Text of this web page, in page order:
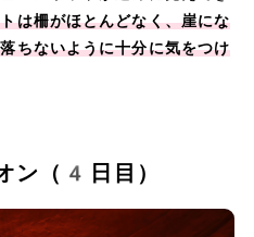
は柵がほとんどなく、崖にな
ちないように十分に気をつけ
ン（4日目）